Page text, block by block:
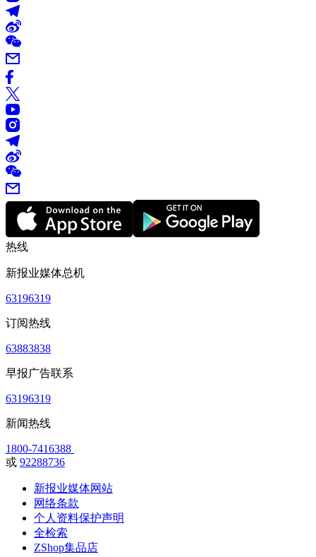
热线
新报业媒体总机
63196319
订阅热线
63883838
早报广告联系
63196319
新闻热线
1800-7416388
或 92288736
新报业媒体网站
网络条款
个人资料保护声明
全检索
ZShop集品店